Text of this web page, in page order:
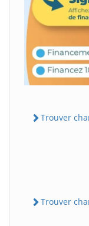
Trouver
Trouver